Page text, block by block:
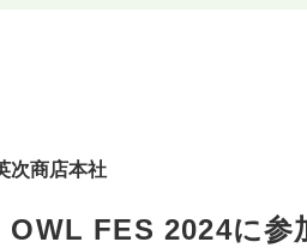
次商店本社
FES 2024に参